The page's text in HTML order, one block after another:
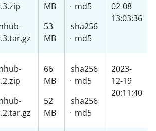
MB
53
MB
· md5
sha256
· md5
02-08
13:03:36
66
MB
52
MB
sha256
· md5
sha256
· md5
2023-
12-19
20:11:40